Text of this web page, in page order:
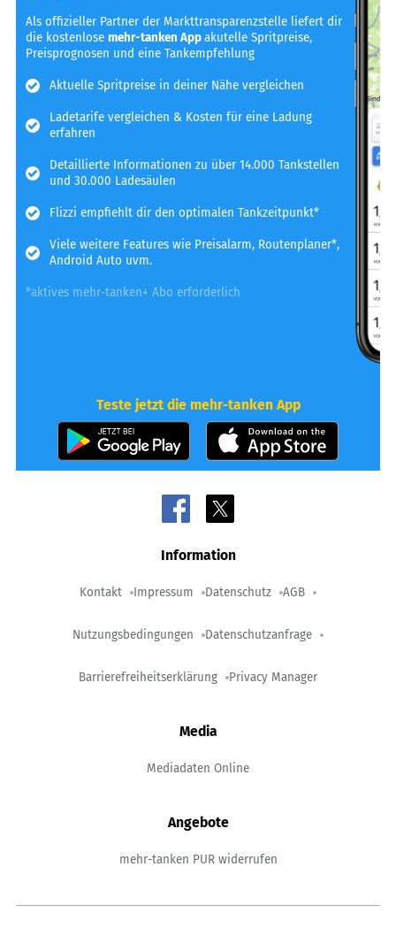
Als offizieller Partner der Markttransparenzstelle liefert dir
die kostenlosemehr-tanken Appakutelle Spritpreise,
Preisprognosen und eine Tankempfehlung
Aktuelle Spritpreise in deiner Nähe vergleichen
Ladetarife vergleichen & Kosten für eine Ladung
erfahren
Detaillierte Informationen zu über 14.000 Tankstellen
und 30.000 Ladesäulen
Flizzi empfiehlt dir den optimalen Tankzeitpunkt*
Viele weitere Features wie Preisalarm, Routenplaner*,
Android Auto uvm.
*aktives mehr-tanken+ Abo erforderlich
Teste jetzt die mehr-tanken App
Information
Kontakt Impressum Datenschutz AGB
Nutzungsbedingungen Datenschutzanfrage
Barrierefreiheitserklärung Privacy Manager
Media
Mediadaten Online
Angebote
mehr-tanken PUR widerrufen